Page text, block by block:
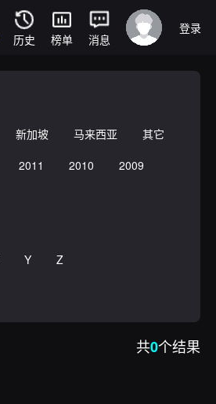
历史 榜单 消息
登录
新加坡 马来西亚
其它
2011 2010
2009
Y
Z
共0个结果